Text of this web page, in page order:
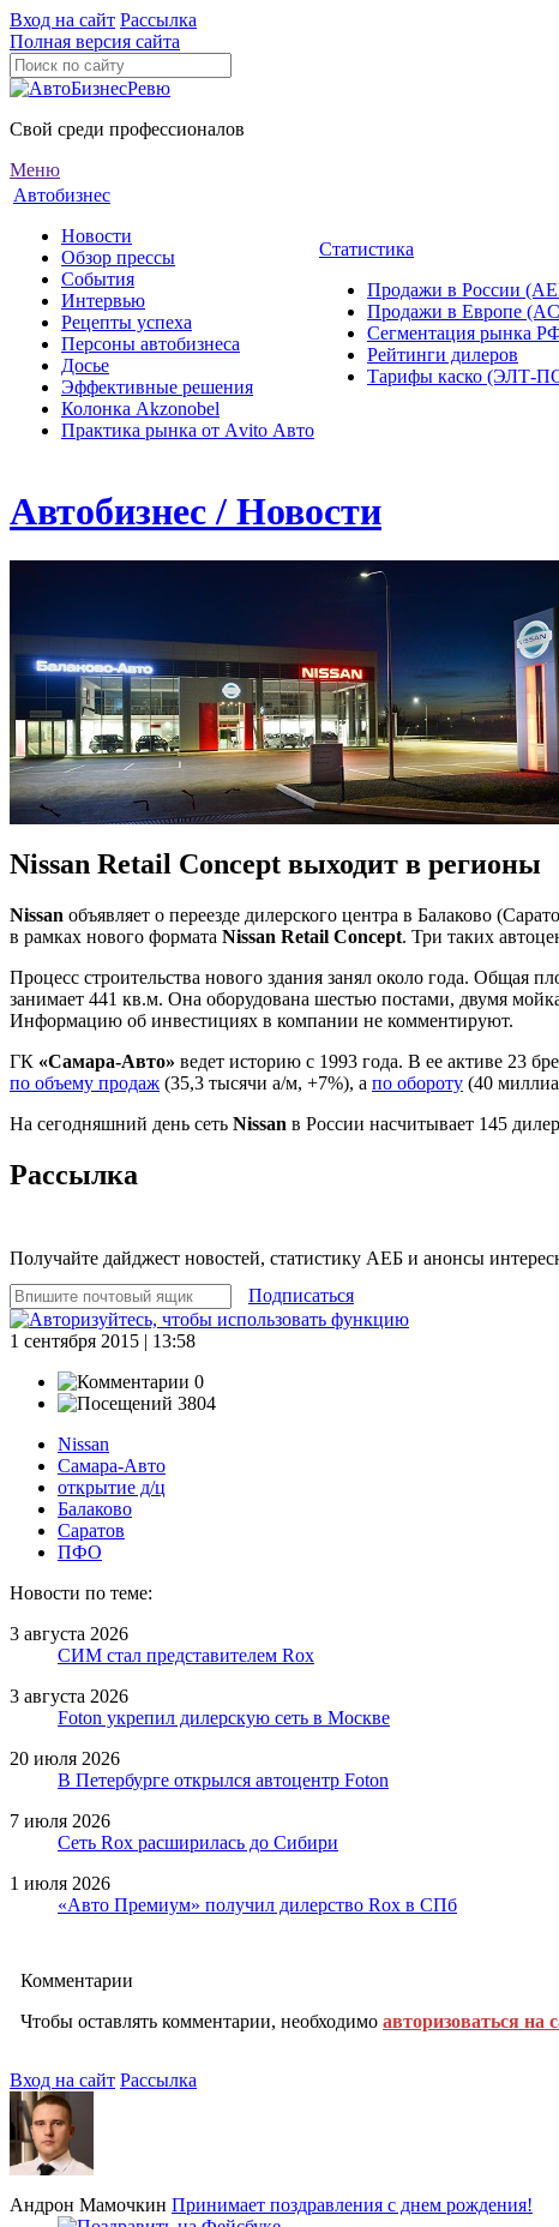
Вход на сайт Рассылка
Полная версия сайта
Свой среди профессионалов
Меню
Автобизнес
Новости
Обзор прессы
События
Интервью
Рецепты успеха
Персоны автобизнеса
Досье
Эффективные решения
Колонка Akzonobel
Практика рынка от Аvito Авто
Статистика
Продажи в России
Продажи в Европе
Сегментация рынка
Рейтинги дилеров
Тарифы каско (ЭЛТ-
Автобизнес / Новости
Nissan Retail Concept выходит в регионы
Nissan объявляет о переезде дилерского центра в Балаково
в рамках нового формата Nissan Retail Concept. Три таких
Процесс строительства нового здания занял около года. Общая
занимает 441 кв.м. Она оборудована шестью постами, двумя
Информацию об инвестициях в компании не комментируют.
ГК «Самара-Авто» ведет историю с 1993 года. В ее активе 23
по объему продаж (35,3 тысячи а/м, +7%), а по обороту (40
На сегодняшний день сеть Nissan в России насчитывает 145
Рассылка
Получайте дайджест новостей, статистику АЕБ и анонсы
Подписаться
1 сентября 2015 | 13:58
0
3804
Nissan
Самара-Авто
открытие д/ц
Балаково
Саратов
ПФО
Новости по теме:
3 августа 2026
СИМ стал представителем Rox
3 августа 2026
Foton укрепил дилерскую сеть в Москве
20 июля 2026
В Петербурге открылся автоцентр Foton
7 июля 2026
Сеть Rox расширилась до Сибири
1 июля 2026
«Авто Премиум» получил дилерство Rox в СПб
Комментарии
Чтобы оставлять комментарии, необходимо авторизоваться на
Вход на сайт Рассылка
Андрон Мамочкин Принимает поздравления с днем рождения!